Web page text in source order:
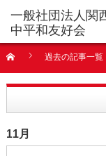
過去の記事一覧
11月